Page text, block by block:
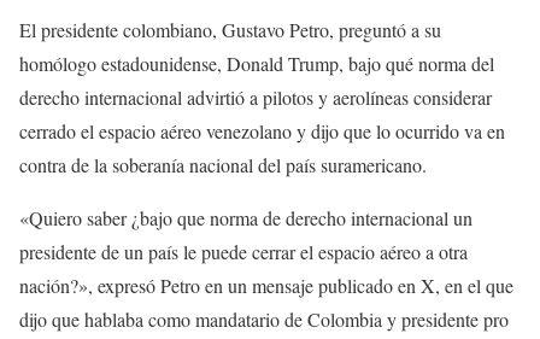
El presidente colombiano, Gustavo Petro, preguntó a su
homólogo estadounidense, Donald Trump, bajo qué norma del
derecho internacional advirtió a pilotos y aerolíneas considerar
cerrado el espacio aéreo venezolano y dijo que lo ocurrido va en
contra de la soberanía nacional del país suramericano.
«Quiero saber ¿bajo que norma de derecho internacional un
presidente de un país le puede cerrar el espacio aéreo a otra
nación?», expresó Petro en un mensaje publicado en X, en el que
dijo que hablaba como mandatario de Colombia y presidente pro